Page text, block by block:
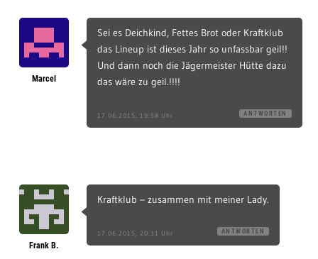
Marcel
Sei es Deichkind, Fettes Brot oder Kraftklub
das Lineup ist dieses Jahr so unfassbar geil!!
Und dann noch die Jägermeister Hütte dazu
das wäre zu geil.!!!!
17.06.2015, 19:58 Uhr ANTWORTEN
Frank B.
Kraftklub – zusammen mit meiner Lady.
17.06.2015, 20:31 Uhr ANTWORTEN